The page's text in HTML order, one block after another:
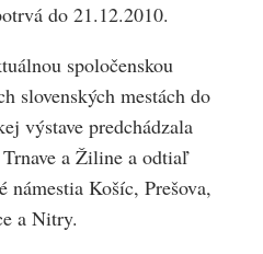
do 21.12.2010.
spoločenskou
slovenských mestách do
výstave predchádzala
a Žiline a odtiaľ
námestia Košíc, Prešova,
a Nitry.